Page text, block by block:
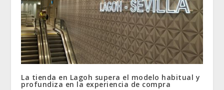
La tienda en Lagoh supera el modelo habitual y
profundiza en la experiencia de compra